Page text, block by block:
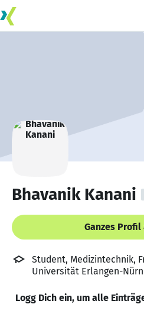
Bhavanik Kanani
Ganzes Profil
Student, Medizintechnik,
Universität Erlangen-
Logg Dich ein, um alle